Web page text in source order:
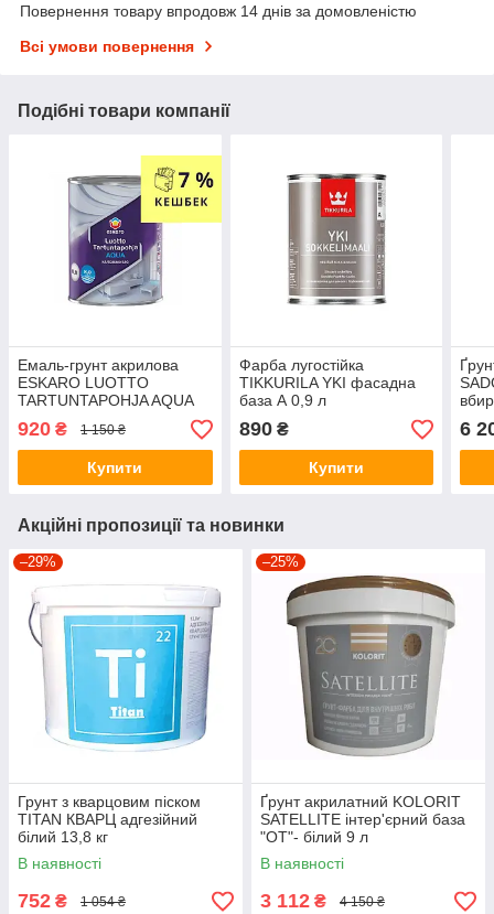
Повернення товару впродовж 14 днів за домовленістю
Всі умови повернення
Подібні товари компанії
Емаль-грунт акрилова
ESKARO LUOTTO
TARTUNTAPOHJA AQUA
адгезійна біла 0,9 л
920 ₴ 1 150 ₴
Купити
Фарба лугостійка
TIKKURILA YKI фасадна
база А 0,9 л
890₴
Купити
6
Акційні пропозиції та новинки
–29%
Грунт з кварцовим піском
TITAN КВАРЦ адгезійний
білий 13,8 кг
В наявності
752 ₴ 1 054 ₴
–25%
Ґрунт акрилатний KOLORIT
SATELLITE інтер'єрний база
"OT"- білий 9 л
В наявності
3 112 ₴ 4 150 ₴